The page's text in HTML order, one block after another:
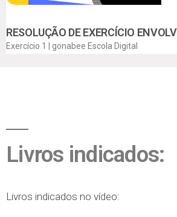
RESOLUÇÃO DE EXERCÍCIO
Exercício 1 | gonabee Escola Digital
Livros indicados:
Livros indicados no vídeo: